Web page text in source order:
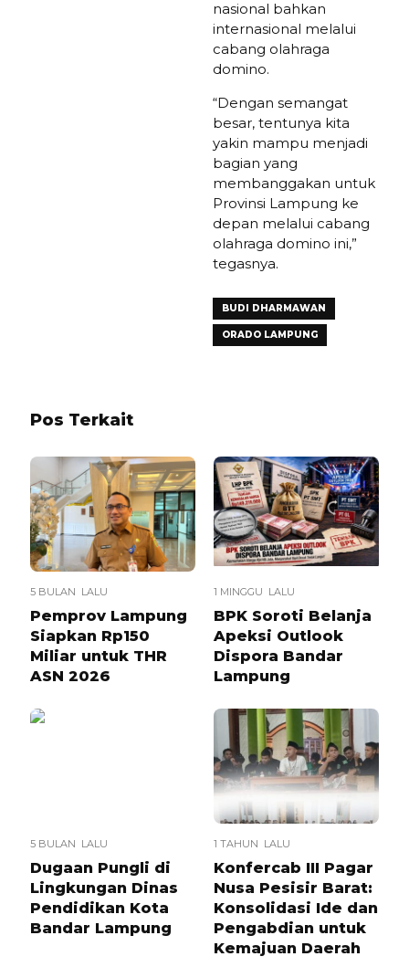
nasional bahkan
internasional melalui
cabang olahraga
domino.
“Dengan semangat
besar, tentunya kita
yakin mampu menjadi
bagian yang
membanggakan untuk
Provinsi Lampung ke
depan melalui cabang
olahraga domino ini,”
tegasnya.
BUDI DHARMAWAN
ORADO LAMPUNG
Pos Terkait
5 BULAN LALU
Pemprov Lampung
Siapkan Rp150
Miliar untuk THR
ASN 2026
1 MINGGU LALU
BPK Soroti Belanja
Apeksi Outlook
Dispora Bandar
Lampung
5 BULAN LALU
Dugaan Pungli di
Lingkungan Dinas
Pendidikan Kota
Bandar Lampung
1 TAHUN LALU
Konfercab III Pagar
Nusa Pesisir Barat:
Konsolidasi Ide dan
Pengabdian untuk
Kemajuan Daerah